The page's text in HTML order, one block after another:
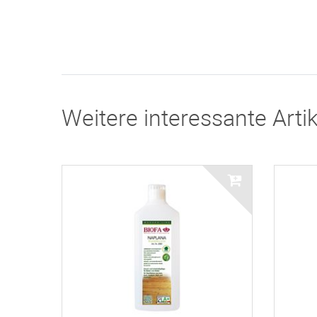
Weitere interessante